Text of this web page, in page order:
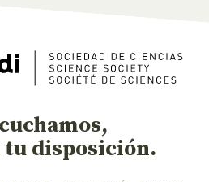
tu disposición.